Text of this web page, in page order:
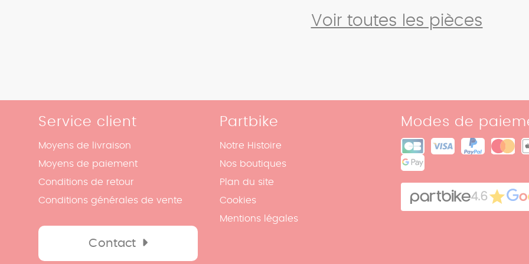
Voir toutes les pièces
Service client
Moyens de livraison
Moyens de paiement
Conditions de retour
Conditions générales de vente
Contact
Partbike
Notre Histoire
Nos boutiques
Plan du site
Cookies
Mentions légales
Modes de
4.6